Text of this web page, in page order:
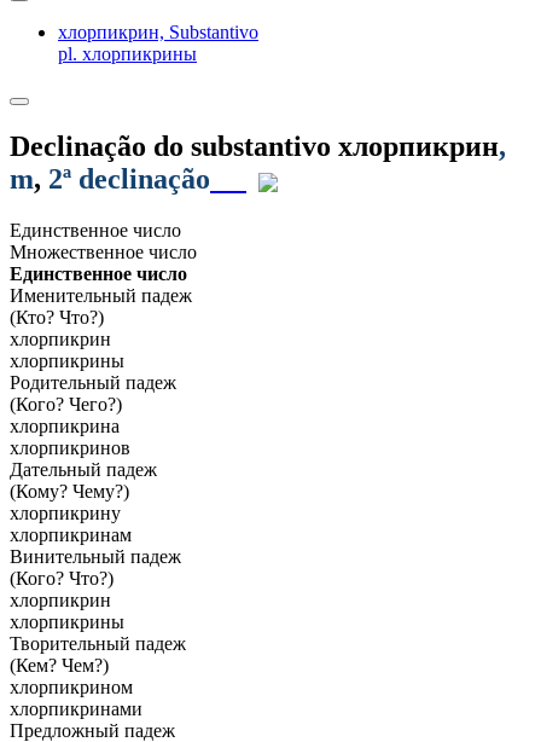
хлорпикрин, Substantivo
pl. хлорпикрины
Declinação do substantivo хлорпикрин,
m, 2ª declinação
Единственное число
Множественное число
Единственное число
Именительный падеж
(Кто? Что?)
хлорпикрин
хлорпикрины
Родительный падеж
(Кого? Чего?)
хлорпикрина
хлорпикринов
Дательный падеж
(Кому? Чему?)
хлорпикрину
хлорпикринам
Винительный падеж
(Кого? Что?)
хлорпикрин
хлорпикрины
Творительный падеж
(Кем? Чем?)
хлорпикрином
хлорпикринами
Предложный падеж